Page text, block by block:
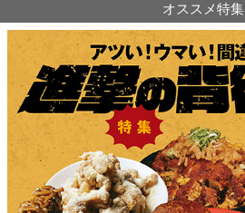
オススメ特集